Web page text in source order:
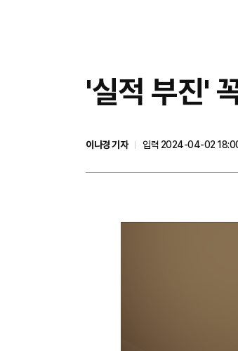
'실적 부진'
이나경 기자
입력 2024-04-02